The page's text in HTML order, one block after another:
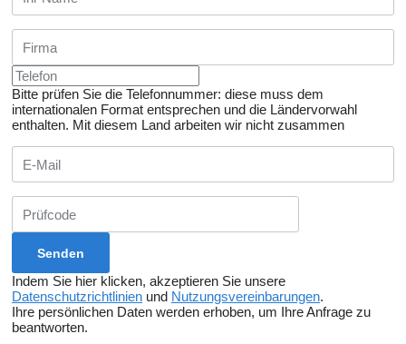
Bitte prüfen Sie die Telefonnummer: diese muss dem
internationalen Format entsprechen und die Ländervorwahl
enthalten. Mit diesem Land arbeiten wir nicht zusammen
Indem Sie hier klicken, akzeptieren Sie unsere
Datenschutzrichtlinien und Nutzungsvereinbarungen.
Ihre persönlichen Daten werden erhoben, um Ihre Anfrage zu
beantworten.